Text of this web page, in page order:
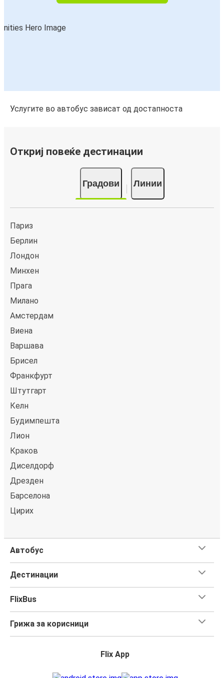
Услугите во автобус зависат од достапноста
Откриј повеќе дестинации
Градови Линии
Париз
Берлин
Лондон
Минхен
Прага
Милано
Амстердам
Виена
Варшава
Брисел
Франкфурт
Штутгарт
Келн
Будимпешта
Лион
Краков
Диселдорф
Дрезден
Барселона
Цирих
Автобус
Дестинации
FlixBus
Грижа за корисници
Flix App